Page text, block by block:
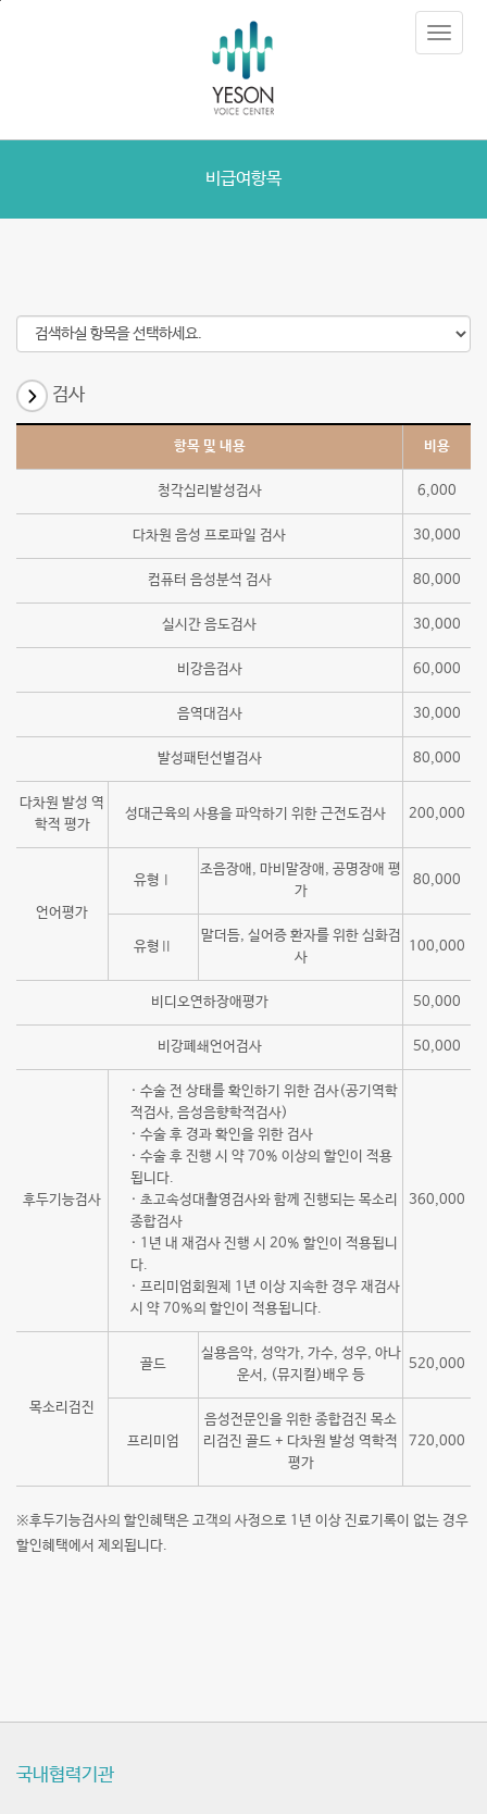
항
Toggle
비급여항목
검사
항목 및 내용 비용
청각심리발성검사 6,000
다차원 음성 프로파일 검사 30,000
컴퓨터 음성분석 검사 80,000
실시간 음도검사 30,000
비강음검사 60,000
음역대검사 30,000
발성패턴선별검사 80,000
다차원 발성 역
학적 평가
성대근육의 사용을 파악하기 위한 근전도검사 200,000
언어평가
유형Ⅰ
조음장애, 마비말장애, 공명장애 평
가
80,000
유형Ⅱ
말더듬, 실어증 환자를 위한 심화검
사
100,000
비디오연하장애평가 50,000
비강폐쇄언어검사 50,000
후두기능검사
· 수술 전 상태를 확인하기 위한 검사(공기역학
적검사, 음성음향학적검사)
· 수술 후 경과 확인을 위한 검사
· 수술 후 진행 시 약 70% 이상의 할인이 적용
됩니다.
· 초고속성대촬영검사와 함께 진행되는 목소리
종합검사
· 1년 내 재검사 진행 시 20% 할인이 적용됩니
다.
· 프리미엄회원제 1년 이상 지속한 경우 재검사
시 약 70%의 할인이 적용됩니다.
360,000
목소리검진
골드
실용음악, 성악가, 가수, 성우, 아나
운서, (뮤지컬)배우 등
520,000
프리미엄
음성전문인을 위한 종합검진 목소
리검진 골드 + 다차원 발성 역학적
평가
720,000
※후두기능검사의 할인혜택은 고객의 사정으로 1년 이상 진료기록이 없는 경우
할인혜택에서 제외됩니다.
국내협력기관